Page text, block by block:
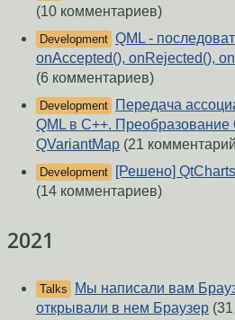
(10 комментариев)
Development QML -
onAccepted(), onRejected(),
(6 комментариев)
Development
Передача
QML в C++. Преобразование
QVariantMap (21
Development
[Решено]
(14 комментариев)
2021
Talks
Мы написали вам
открывали в нем Браузер